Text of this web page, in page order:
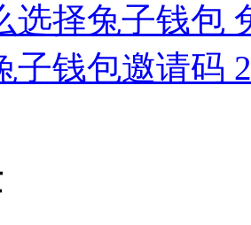
选择兔子钱包
子钱包邀请码